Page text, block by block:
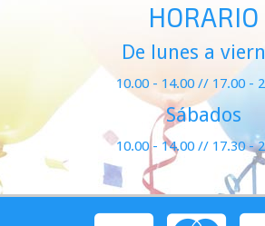
HORARIO
De lunes a
10.00 - 14.00 // 17.00 -
Sábados
10.00 - 14.00 // 17.30 -